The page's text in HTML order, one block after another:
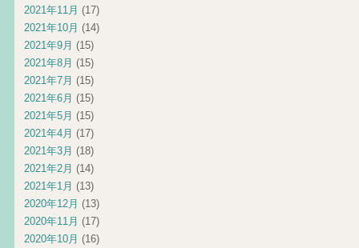
2021年11月 (17)
2021年10月 (14)
2021年9月 (15)
2021年8月 (15)
2021年7月 (15)
2021年6月 (15)
2021年5月 (15)
2021年4月 (17)
2021年3月 (18)
2021年2月 (14)
2021年1月 (13)
2020年12月 (13)
2020年11月 (17)
2020年10月 (16)